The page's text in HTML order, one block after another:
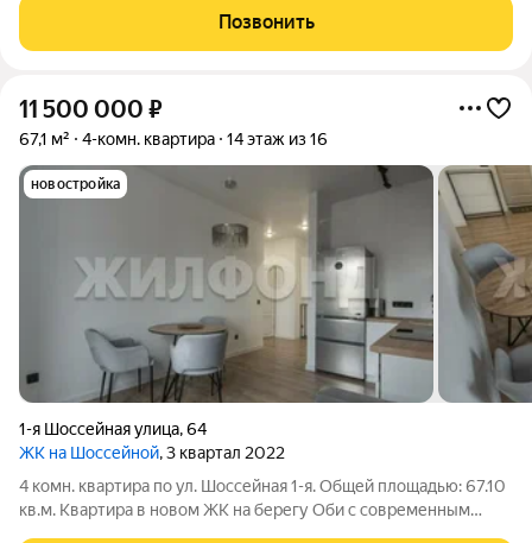
этажного жилого дома, высота потолков 3 метра. Вариант
подходит для ценителей простора,
Позвонить
11 500 000 ₽
67,1 м² 4-комн. квартира 14 этаж из 16
новостройка
1-я Шоссейная улица,64
ЖК на Шоссейной, 3 квартал 2022
4 комн. квартира по ул. Шоссейная 1-я. Общей площадью: 67.10
кв.м. Квартира в новом ЖК на берегу Оби с современным